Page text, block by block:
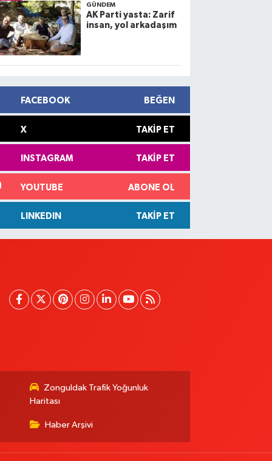
GÜNDEM
AK Parti yasta: Zarif
insan, yol arkadaşım
FACEBOOK BEĞEN
X TAKIP ET
INSTAGRAM TAKIP ET
YOUTUBE ABONE OL
LINKEDIN TAKIP ET
Zonguldak Trafik Yoğunluk
Haritası
Haber Arşivi